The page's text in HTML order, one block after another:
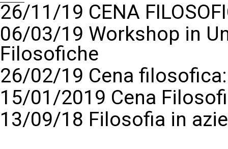
26/11/19 CENA
06/03/19 Workshop in
Filosofiche
26/02/19 Cena filosofica:
15/01/2019 Cena
13/09/18 Filosofia in